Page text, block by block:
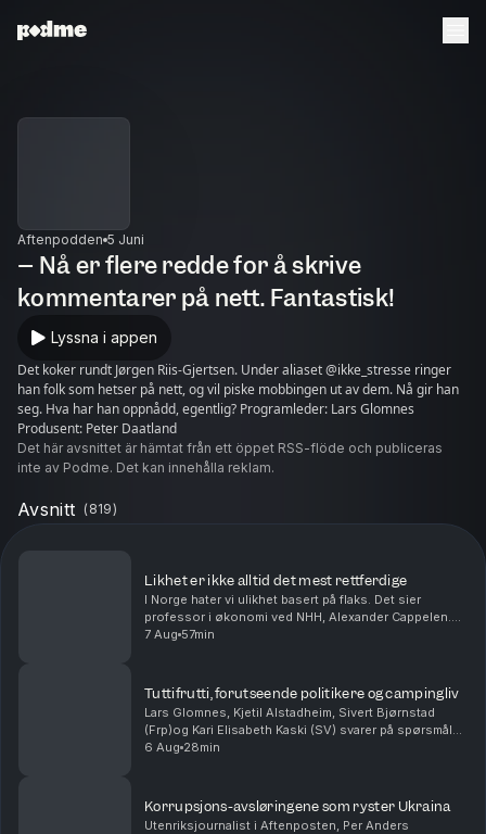
Aftenpodden 5 Juni
– Nå er flere redde for å skrive
kommentarer på nett. Fantastisk!
Lyssna i appen
Det koker rundt Jørgen Riis-Gjertsen. Under aliaset @ikke_stresse ringer
han folk som hetser på nett, og vil piske mobbingen ut av dem. Nå gir han
seg. Hva har han oppnådd, egentlig? Programleder: Lars Glomnes
Produsent: Peter Daatland
Det här avsnittet är hämtat från ett öppet RSS-flöde och publiceras
inte av Podme. Det kan innehålla reklam.
Avsnitt (819)
Likhet er ikke alltid det mest rettferdige
I Norge hater vi ulikhet basert på flaks. Det sier
professor i økonomi ved NHH, Alexander Cappelen.
Han har forsket på rettferdighet, og snakker særlig om
7 Aug 57min
Tuttifrutti, forutseende politikere og campingliv
Lars Glomnes, Kjetil Alstadheim, Sivert Bjørnstad
(Frp)og Kari Elisabeth Kaski (SV) svarer på spørsmål
fra lytterne. Hvilken norske politiker har vært den mest
6 Aug 28min
Korrupsjons-avsløringene som ryster Ukraina
Utenriksjournalist i Aftenposten, Per Anders